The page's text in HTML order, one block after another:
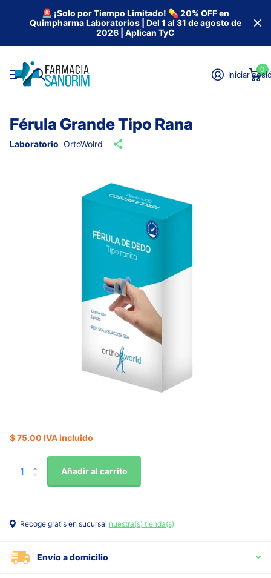
🚨 ¡Solo por Tiempo Limitado! 💊 20% OFF en
Quimpharma Laboratorios | Del 1 al 31 de agosto de
2026 | Aplican TyC
Iniciar
0
Férula Grande Tipo Rana
Laboratorio OrtoWolrd
$ 75.00 IVA incluido
Añadir al carrito
Recoge gratis en sucursal nuestra(s) tienda(s)
Envío a domicilio